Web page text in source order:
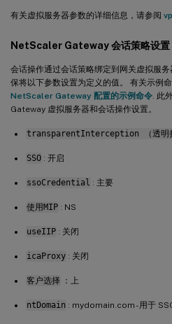
有关虚拟服务器参数的详细信息，请参阅
NetScaler Gateway 会话策略设置
会话操作通过会话策略绑定到网关虚拟服
保将以下参数设置为定义的值。 有关示例
NetScaler Gateway 配置的示例命令. 此
Gateway 虚拟服务器和会话操作设置。
transparentInterception （透明拦
SSO : 开启
ssoCredential : 主要
使用MIP : NS
useIIP : 关闭
icaProxy : 关闭
客户选择 ：上
ntDomain : mydomain.com - 用于